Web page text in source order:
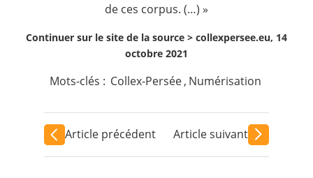
de ces corpus. (…) »
Continuer sur le site de la source > collexpersee.eu, 14
octobre 2021
Mots-clés : Collex-Persée, Numérisation
Article précédent Article suivant